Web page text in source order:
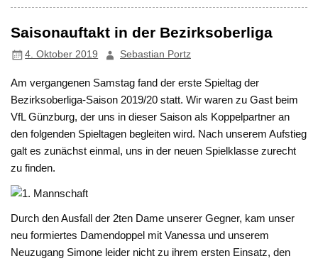
Saisonauftakt in der Bezirksoberliga
4. Oktober 2019 Sebastian Portz
Am vergangenen Samstag fand der erste Spieltag der
Bezirksoberliga-Saison 2019/20 statt. Wir waren zu Gast beim
VfL Günzburg, der uns in dieser Saison als Koppelpartner an
den folgenden Spieltagen begleiten wird. Nach unserem Aufstieg
galt es zunächst einmal, uns in der neuen Spielklasse zurecht
zu finden.
Durch den Ausfall der 2ten Dame unserer Gegner, kam unser
neu formiertes Damendoppel mit Vanessa und unserem
Neuzugang Simone leider nicht zu ihrem ersten Einsatz, den